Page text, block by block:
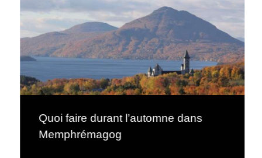
Quoi faire durant l’automne dans
Memphrémagog